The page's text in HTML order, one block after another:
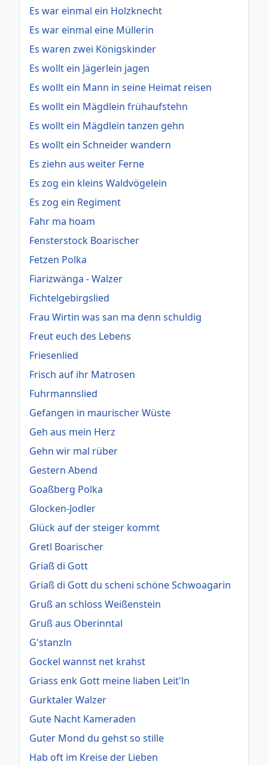
Es war einmal ein Holzknecht
Es war einmal eine Müllerin
Es waren zwei Königskinder
Es wollt ein Jägerlein jagen
Es wollt ein Mann in seine Heimat reisen
Es wollt ein Mägdlein frühaufstehn
Es wollt ein Mägdlein tanzen gehn
Es wollt ein Schneider wandern
Es ziehn aus weiter Ferne
Es zog ein kleins Waldvögelein
Es zog ein Regiment
Fahr ma hoam
Fensterstock Boarischer
Fetzen Polka
Fiarizwänga - Walzer
Fichtelgebirgslied
Frau Wirtin was san ma denn schuldig
Freut euch des Lebens
Friesenlied
Frisch auf ihr Matrosen
Fuhrmannslied
Gefangen in maurischer Wüste
Geh aus mein Herz
Gehn wir mal rüber
Gestern Abend
Goaßberg Polka
Glocken-Jodler
Glück auf der steiger kommt
Gretl Boarischer
Griaß di Gott
Griaß di Gott du scheni schöne Schwoagarin
Gruß an schloss Weißenstein
Gruß aus Oberinntal
G'stanzln
Gockel wannst net krahst
Griass enk Gott meine liaben Leit'ln
Gurktaler Walzer
Gute Nacht Kameraden
Guter Mond du gehst so stille
Hab oft im Kreise der Lieben